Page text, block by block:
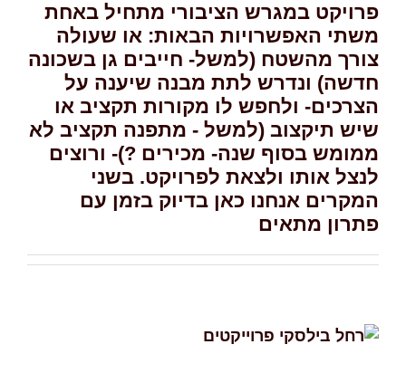
פרויקט במגרש הציבורי מתחיל באחת
משתי האפשרויות הבאות: או שעולה
צורך מהשטח (למשל- חייבים גן בשכונה
חדשה) ונדרש לתת מבנה שיענה על
הצרכים- ולחפש לו מקורות תקציב או
שיש תיקצוב (למשל - מתפנה תקציב לא
ממומש בסוף שנה- מכירים ?)- ורוצים
לנצל אותו ולצאת לפרויקט. בשני
המקרים אנחנו כאן בדיוק בזמן עם
פתרון מתאים